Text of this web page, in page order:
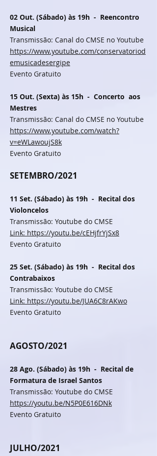
02 Out. (Sábado) às 19h - Reencontro
Musical
Transmissão: Canal do CMSE no Youtube
https://www.youtube.com/conservatoriod
emusicadesergipe
Evento Gratuito
15 Out. (Sexta) às 15h - Concerto aos
Mestres
Transmissão: Canal do CMSE no Youtube
https://www.youtube.com/watch?
v=eWLawoujS8k
Evento Gratuito
SETEMBRO/2021
11 Set. (Sábado) às 19h - Recital dos
Violoncelos
Transmissão: Youtube do CMSE
Link: https://youtu.be/cEHjfrYjSx8
Evento Gratuito
25 Set. (Sábado) às 19h - Recital dos
Contrabaixos
Transmissão: Youtube do CMSE
Link: https://youtu.be/JUA6C8rAKwo
Evento Gratuito
AGOSTO/2021
28 Ago. (Sábado) às 19h - Recital de
Formatura de Israel Santos
Transmissão: Youtube do CMSE
https://youtu.be/N5P0E616DNk
Evento Gratuito
JULHO/2021